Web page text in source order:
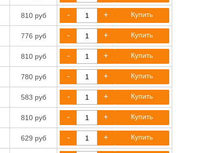
810 руб - + Купить
776 руб - + Купить
810 руб - + Купить
780 руб - + Купить
583 руб - + Купить
810 руб - + Купить
629 руб - + Купить